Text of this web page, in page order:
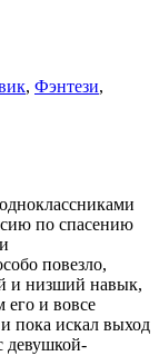
, Фэнтези,
по спасению
повезло,
и низший навык,
его и вовсе
пока искал выход
девушкой-